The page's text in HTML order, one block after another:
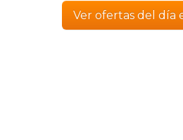
Ver ofertas del día